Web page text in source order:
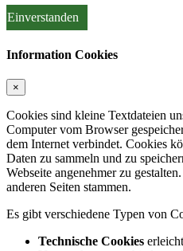
Einverstanden
Information Cookies
×
Cookies sind kleine Textdateien
Computer vom Browser
dem Internet verbindet. Cookies
Daten zu sammeln und zu
Webseite angenehmer zu
anderen Seiten stammen.
Es gibt verschiedene Typen von
Technische Cookies